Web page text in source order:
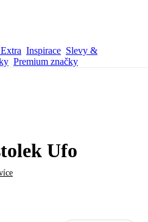
Inspirace Slevy &
Premium značky
Ufo